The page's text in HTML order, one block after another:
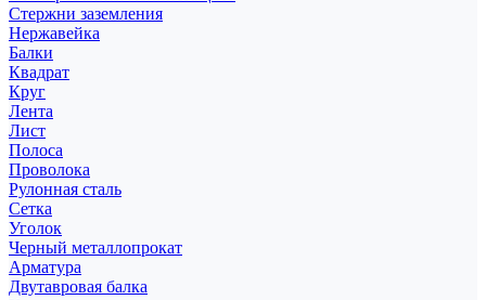
Стержни заземления
Нержавейка
Балки
Квадрат
Круг
Лента
Лист
Полоса
Проволока
Рулонная сталь
Сетка
Уголок
Черный металлопрокат
Арматура
Двутавровая балка